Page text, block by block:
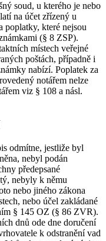
soud, u kterého je nebo
na účet zřízený u
poplatky, které nejsou
(§ 8 ZSP).
místech veřejné
poštách, případně i
nabízí. Poplatek za
notářem nelze
viz § 108 a násl.
odmítne, jestliže byl
nebyl podán
předepsané
nebyly k němu
nebo jiného zákona
nebo účel zakládané
§ 145 OZ (§ 86 ZVR).
dnů ode dne doručení
k odstranění vad